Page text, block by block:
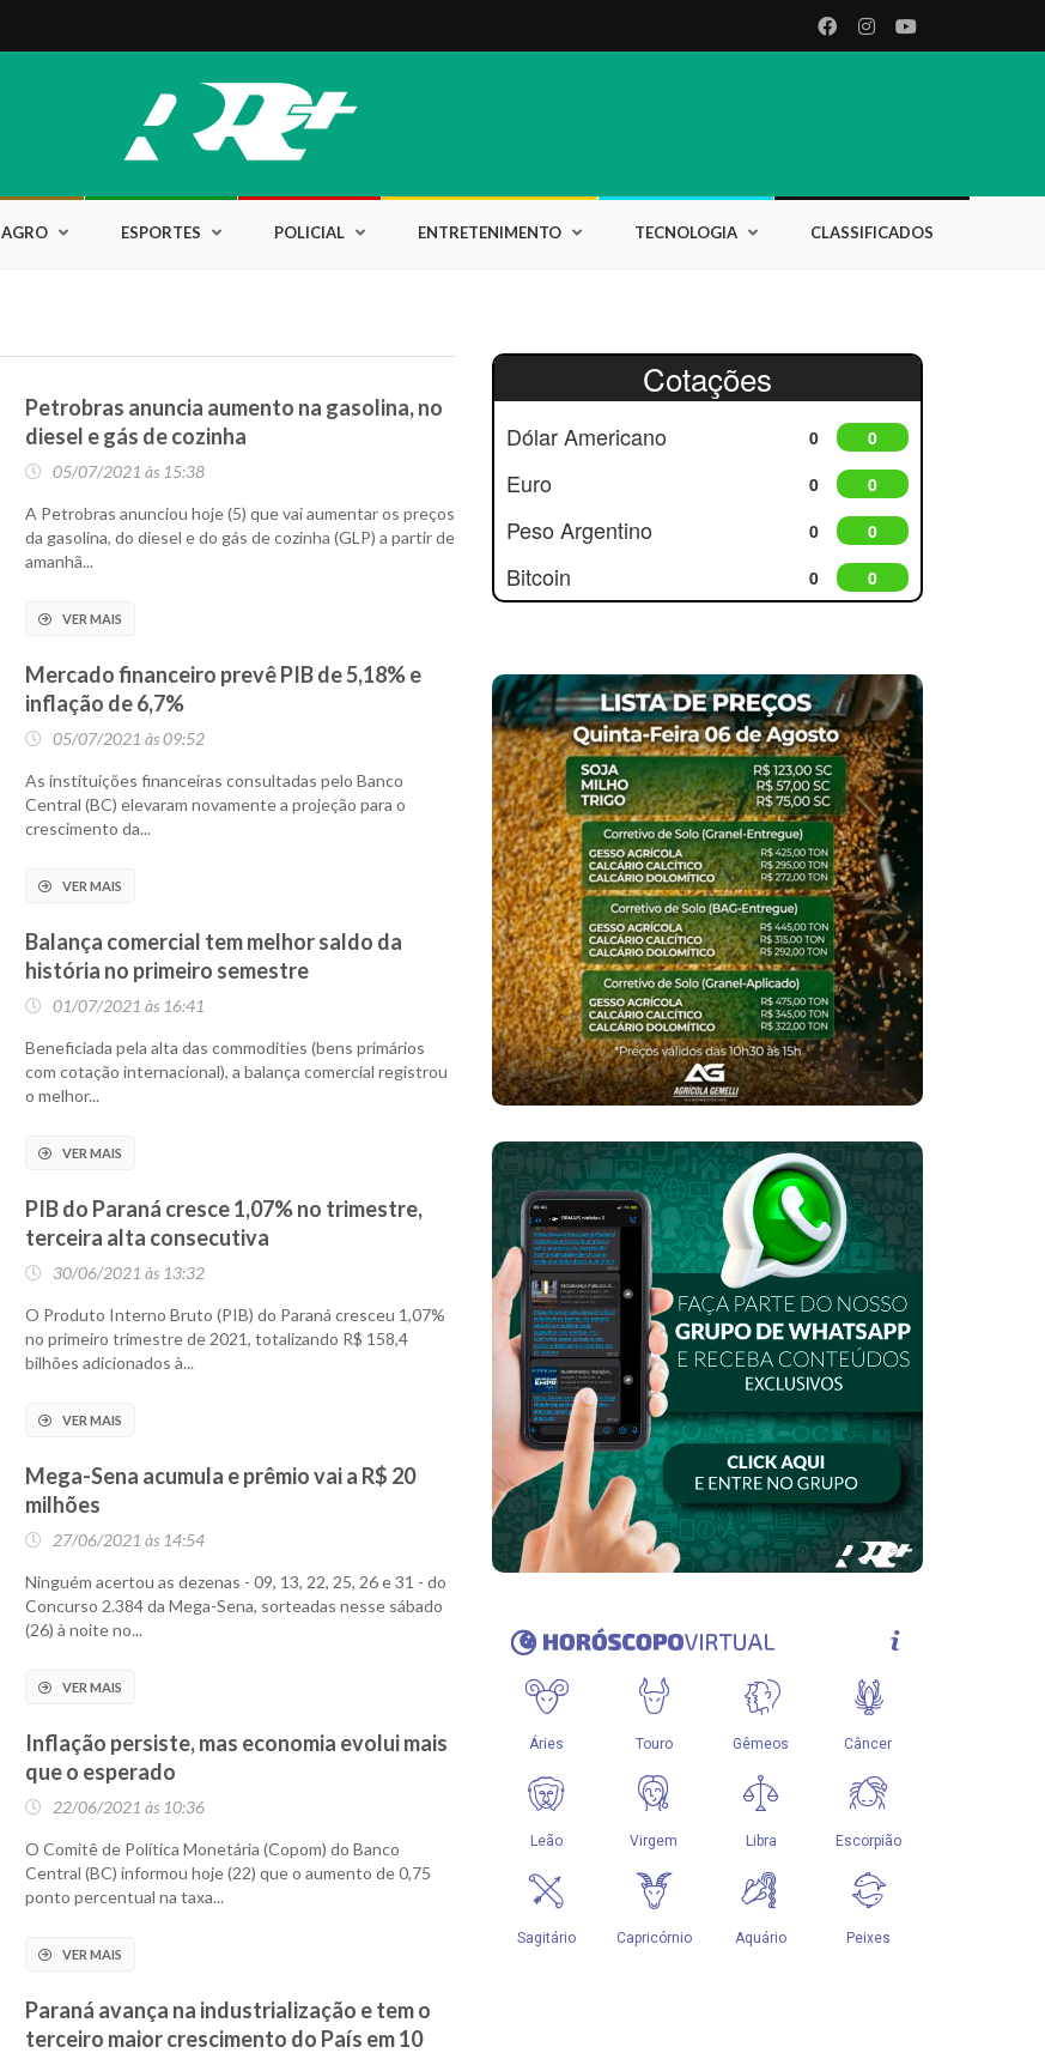
AGRO ESPORTES POLICIAL ENTRETENIMENTO TECNOLOGIA CLASSIFICADOS
Petrobras anuncia aumento na gasolina, no
diesel e gás de cozinha
05/07/2021 às 15:38
A Petrobras anunciou hoje (5) que vai aumentar os preços
da gasolina, do diesel e do gás de cozinha (GLP) a partir de
amanhã...
VER MAIS
Mercado financeiro prevê PIB de 5,18% e
inflação de 6,7%
05/07/2021 às 09:52
As instituições financeiras consultadas pelo Banco
Central (BC) elevaram novamente a projeção para o
crescimento da...
VER MAIS
Balança comercial tem melhor saldo da
história no primeiro semestre
01/07/2021 às 16:41
Beneficiada pela alta das commodities (bens primários
com cotação internacional), a balança comercial registrou
o melhor...
VER MAIS
PIB do Paraná cresce 1,07% no trimestre,
terceira alta consecutiva
30/06/2021 às 13:32
O Produto Interno Bruto (PIB) do Paraná cresceu 1,07%
no primeiro trimestre de 2021, totalizando R$ 158,4
bilhões adicionados à...
VER MAIS
Mega-Sena acumula e prêmio vai a R$ 20
milhões
27/06/2021 às 14:54
Ninguém acertou as dezenas - 09, 13, 22, 25, 26 e 31 - do
Concurso 2.384 da Mega-Sena, sorteadas nesse sábado
(26) à noite no...
VER MAIS
Inflação persiste, mas economia evolui mais
que o esperado
22/06/2021 às 10:36
O Comitê de Política Monetária (Copom) do Banco
Central (BC) informou hoje (22) que o aumento de 0,75
ponto percentual na taxa...
VER MAIS
Paraná avança na industrialização e tem o
terceiro maior crescimento do País em 10
Cotações
Dólar Americano 0 0
Euro 0 0
Peso Argentino 0 0
Bitcoin 0 0